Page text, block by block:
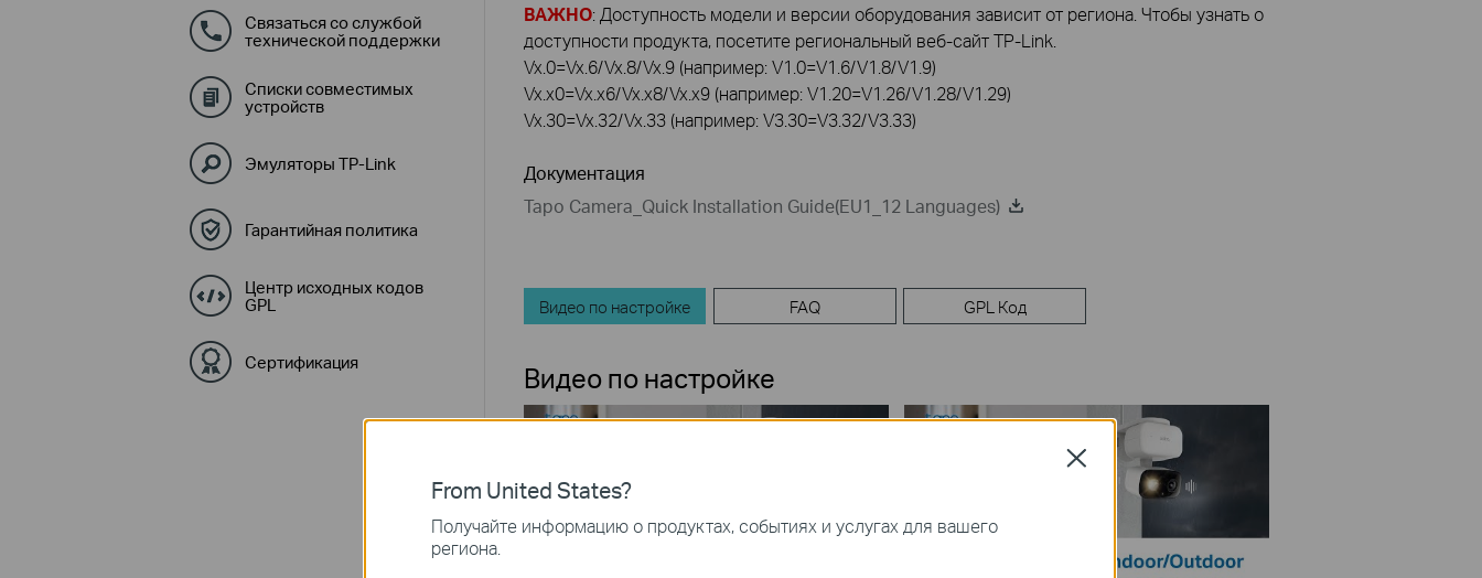
Связаться со службой
технической поддержки
Списки совместимых
устройств
Эмуляторы TP-Link
Гарантийная политика
Центр исходных кодов
GPL
Сертификация
ВАЖНО: Доступность модели и версии оборудования зависит от региона. Чтобы узнать о
доступности продукта, посетите региональный веб-сайт TP-Link.
Vx.0=Vx.6/Vx.8/Vx.9 (например: V1.0=V1.6/V1.8/V1.9)
Vx.x0=Vx.x6/Vx.x8/Vx.x9 (например: V1.20=V1.26/V1.28/V1.29)
Vx.30=Vx.32/Vx.33 (например: V3.30=V3.32/V3.33)
Документация
Tapo Camera_Quick Installation Guide(EU1_12 Languages)
Видео по настройке FAQ GPL Код
Видео по настройке
From United States?
Получайте информацию о продуктах, событиях и услугах для вашего
региона.
Close